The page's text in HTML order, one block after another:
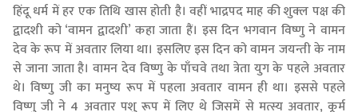
हिंदू धर्म में हर एक तिथि खास होती है। वहीं भाद्रपद माह की शुक्ल पक्ष की
द्वादशी को ‘वामन द्वादशी’ कहा जाता हैं। इस दिन भगवान विष्णु ने वामन
देव के रूप में अवतार लिया था। इसलिए इस दिन को वामन जयन्ती के नाम
से जाना जाता है। वामन देव विष्णु के पाँचवे तथा त्रेता युग के पहले अवतार
थे। विष्णु जी का मनुष्य रूप में पहला अवतार वामन ही था। इससे पहले
विष्णु जी ने 4 अवतार पशु रूप में लिए थे जिसमें से मत्स्य अवतार, कूर्म